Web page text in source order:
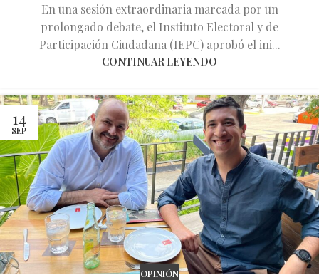
En una sesión extraordinaria marcada por un
prolongado debate, el Instituto Electoral y de
Participación Ciudadana (IEPC) aprobó el ini...
CONTINUAR LEYENDO
14
SEP
OPINIÓN